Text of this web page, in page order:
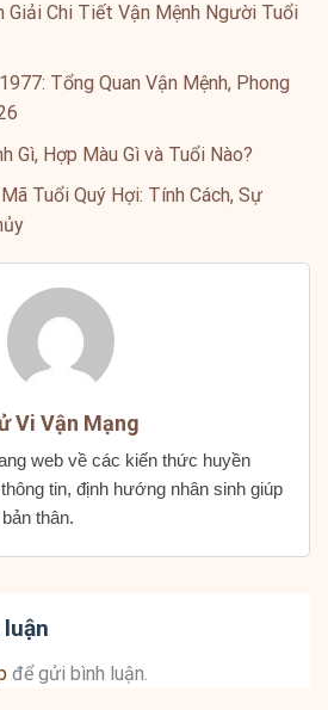
Giải Chi Tiết Vận Mệnh Người Tuổi
Tổng Quan Vận Mệnh, Phong
Gì, Hợp Màu Gì và Tuổi Nào?
Tuổi Quý Hợi: Tính Cách, Sự
Vi Vận Mạng
web về các kiến thức huyền
tin, định hướng nhân sinh giúp
thân.
để gửi bình luận.